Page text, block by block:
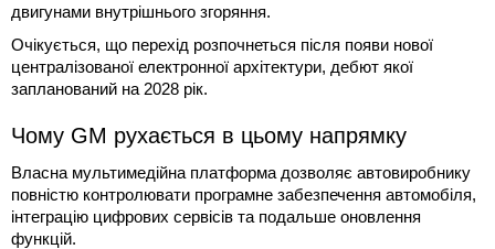
двигунами внутрішнього згоряння.
Очікується, що перехід розпочнеться після появи нової
централізованої електронної архітектури, дебют якої
запланований на 2028 рік.
Чому GM рухається в цьому напрямку
Власна мультимедійна платформа дозволяє автовиробнику
повністю контролювати програмне забезпечення автомобіля,
інтеграцію цифрових сервісів та подальше оновлення
функцій.